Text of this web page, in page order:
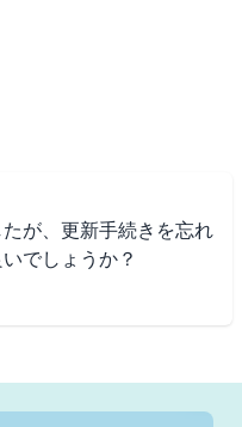
が、更新手続きを忘れ
でしょうか？